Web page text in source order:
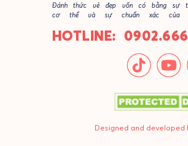
Đánh thức vẻ đẹp vốn có bằng sự
cơ thể và sự chuẩn xác của
HOTLINE:
Designed and developed